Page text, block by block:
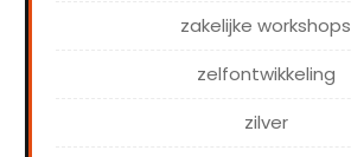
zakelijke workshops
zelfontwikkeling
zilver